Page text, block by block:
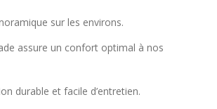
sur les environs.
assure un confort optimal à nos
durable et facile d’entretien.